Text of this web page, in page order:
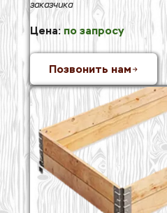
заказчика
Цена: по запросу
Позвонить нам